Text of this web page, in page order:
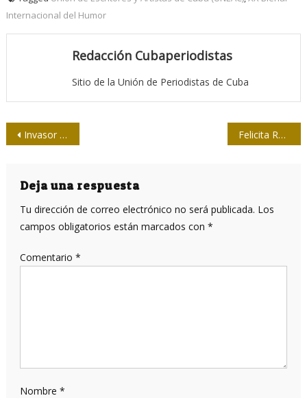
Internacional del Humor
Redacción Cubaperiodistas
Sitio de la Unión de Periodistas de Cuba
Navegación
entradas
Invasor avileño dedica edición especial a los jóvenes Felicita Raúl a presidente electo de Ecuador
Deja una respuesta
Tu dirección de correo electrónico no será publicada. Los
campos obligatorios están marcados con *
Comentario *
Nombre *